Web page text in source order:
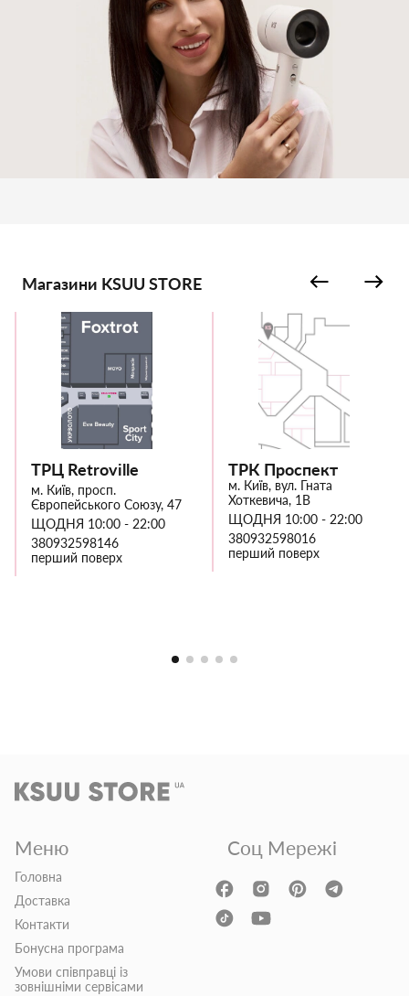
Магазини KSUU STORE
ТРЦ Retroville
м. Київ, просп.
Європейського Союзу, 47
ЩОДНЯ 10:00 - 22:00
380932598146
перший поверх
ТРК Проспект
м. Київ, вул. Гната
Хоткевича, 1В
ЩОДНЯ 10:00 - 22:00
380932598016
перший поверх
Меню
Головна
Доставка
Контакти
Бонусна програма
Умови співправці із
зовнішніми сервісами
Соц Мережі